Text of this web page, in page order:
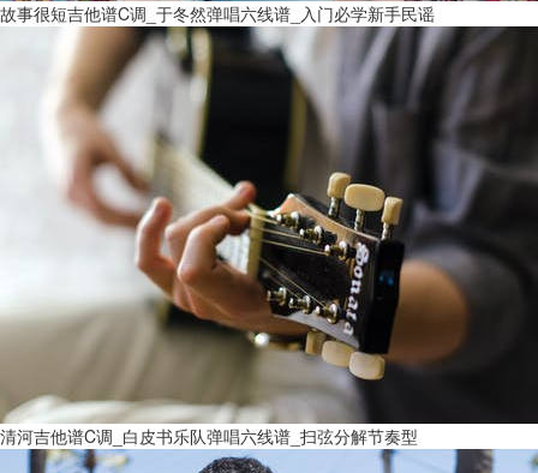
故事很短吉他谱C调_于冬然弹唱六线谱_入门必学新手民谣
清河吉他谱C调_白皮书乐队弹唱六线谱_扫弦分解节奏型